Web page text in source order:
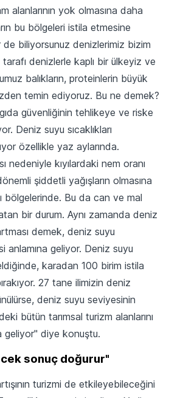
alanlarının yok olmasına daha
bu bölgeleri istila etmesine
biliyorsunuz denizlerimiz bizim
denizlerle kaplı bir ülkeyiz ve
balıkların, proteinlerin büyük
temin ediyoruz. Bu ne demek?
güvenliğinin tehlikeye ve riske
Deniz suyu sıcaklıkları
özellikle yaz aylarında.
nedeniyle kıyılardaki nem oranı
şiddetli yağışların olmasına
bölgelerinde. Bu da can ve mal
bir durum. Aynı zamanda deniz
demek, deniz suyu
anlamına geliyor. Deniz suyu
karadan 100 birim istila
27 tane ilimizin deniz
deniz suyu seviyesinin
bütün tarımsal turizm alanlarını
geliyor" diye konuştu.
sonuç doğurur"
turizmi de etkileyebileceğini